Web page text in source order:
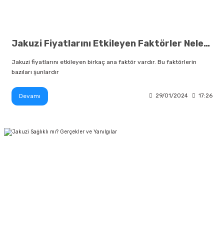
Jakuzi Fiyatlarını Etkileyen Faktörler Nelerdir ?
Jakuzi fiyatlarını etkileyen birkaç ana faktör vardır. Bu faktörlerin
bazıları şunlardır
Devamı 29/01/2024 17:26